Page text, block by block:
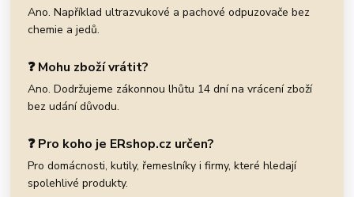
Ano. Například ultrazvukové a pachové odpuzovače bez
chemie a jedů.
❓ Mohu zboží vrátit?
Ano. Dodržujeme zákonnou lhůtu 14 dní na vrácení zboží
bez udání důvodu.
❓ Pro koho je ERshop.cz určen?
Pro domácnosti, kutily, řemeslníky i firmy, které hledají
spolehlivé produkty.